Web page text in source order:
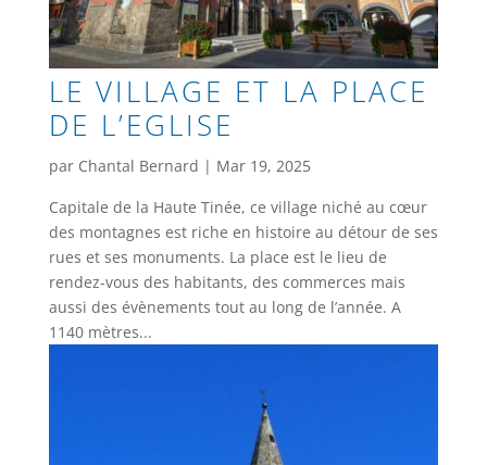
LE VILLAGE ET LA PLACE
DE L’EGLISE
par Chantal Bernard | Mar 19, 2025
Capitale de la Haute Tinée, ce village niché au cœur
des montagnes est riche en histoire au détour de ses
rues et ses monuments. La place est le lieu de
rendez-vous des habitants, des commerces mais
aussi des évènements tout au long de l’année. A
1140 mètres...